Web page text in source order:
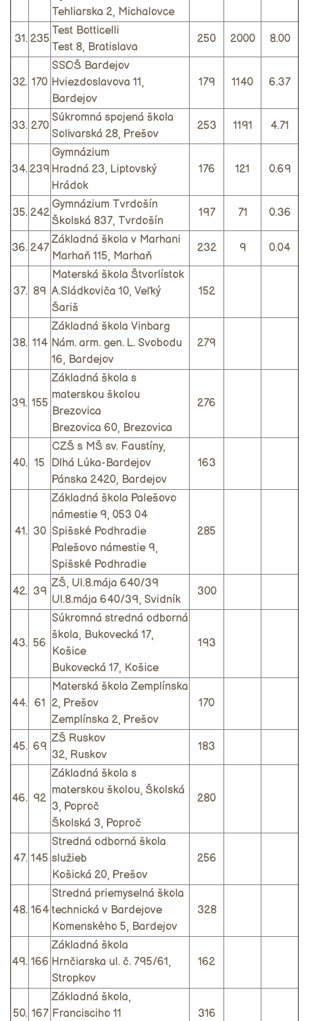
Tehliarska 2, Michalovce
31. 235
Test Botticelli
Test 8, Bratislava
250 2000 8.00
32. 170
SSOŠ Bardejov
Hviezdoslavova 11,
Bardejov
179 1140 6.37
33. 270
Súkromná spojená škola
Solivarská 28, Prešov
253 1191 4.71
34.239
Gymnázium
Hradná 23, Liptovský
Hrádok
176 121 0.69
35. 242
Gymnázium Tvrdošín
Školská 837, Tvrdošín
197 71 0.36
36. 247
Základná škola v Marhani
Marhaň 115, Marhaň
232 9 0.04
37. 89
Materská škola Štvorlístok
A.Sládkoviča 10, Veľký
Šariš
152
38. 114
Základná škola Vinbarg
Nám. arm. gen. L. Svobodu
16, Bardejov
279
39. 155
Základná škola s
materskou školou
Brezovica
Brezovica 60, Brezovica
276
40. 15
CZŠ s MŠ sv. Faustíny,
Dlhá Lúka-Bardejov
Pánska 2420, Bardejov
163
41. 30
Základná škola Palešovo
námestie 9, 053 04
Spišské Podhradie
Palešovo námestie 9,
Spišské Podhradie
285
42. 39
ZŠ, Ul.8.mája 640/39
Ul.8.mája 640/39, Svidník
300
43. 56
Súkromná stredná odborná
škola, Bukovecká 17,
Košice
Bukovecká 17, Košice
193
44. 61
Materská škola Zemplínska
2, Prešov
Zemplínska 2, Prešov
170
45. 69
ZŠ Ruskov
32, Ruskov
183
46. 92
Základná škola s
materskou školou, Školská
3, Poproč
Školská 3, Poproč
280
47. 145
Stredná odborná škola
služieb
Košická 20, Prešov
256
48. 164
Stredná priemyselná škola
technická v Bardejove
Komenského 5, Bardejov
328
49. 166
Základná škola
Hrnčiarska ul. č. 795/61,
Stropkov
162
50. 167
Základná škola,
Francisciho 11
316